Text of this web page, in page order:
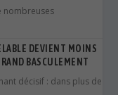
nombreuses
DEVIENT MOINS
BASCULEMENT
décisif : dans plus de